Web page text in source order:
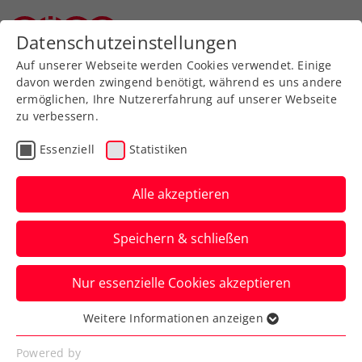
Zurück zur Newsübersicht
WTA
Tagger: „Ich kann es
kaum erwarten, in Linz
zu spielen“
Österreichs Youngster blickt voller
Vorfreude aufs Heimspiel beim Upper
Austria Ladies Linz.
Verfasst von: Presseaussendung / Redaktion, 07.01.2026
Datenschutzeinstellungen
Auf unserer Webseite werden Cookies verwendet. Einige
davon werden zwingend benötigt, während es uns andere
ermöglichen, Ihre Nutzererfahrung auf unserer Webseite
zu verbessern.
Essenziell Statistiken
Alle akzeptieren
Speichern & schließen
Nur essenzielle Cookies akzeptieren
Essenziell
Essenzielle Cookies werden für grundlegende
Weitere Informationen anzeigen
Powered by